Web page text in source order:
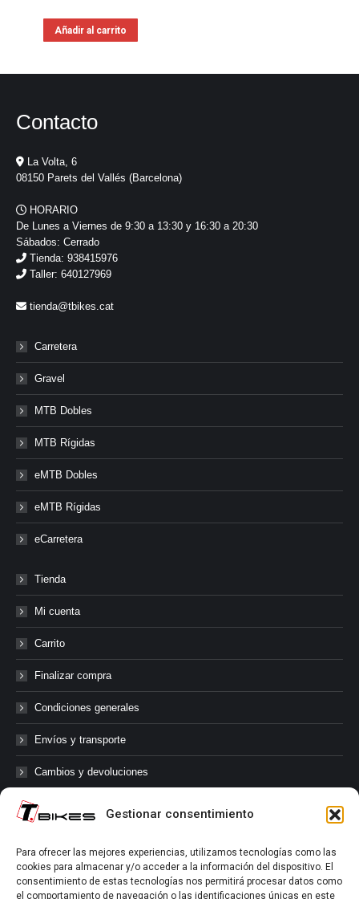
Gestionar consentimiento
Para ofrecer las mejores experiencias, utilizamos tecnologías como las
cookies para almacenar y/o acceder a la información del dispositivo. El
consentimiento de estas tecnologías nos permitirá procesar datos como
el comportamiento de navegación o las identificaciones únicas en este
Añadir al carrito
Contacto
La Volta, 6
08150 Parets del Vallés (Barcelona)
HORARIO
De Lunes a Viernes de 9:30 a 13:30 y 16:30 a 20:30
Sábados: Cerrado
Tienda: 938415976
Taller: 640127969
tienda@tbikes.cat
Carretera
Gravel
MTB Dobles
MTB Rígidas
eMTB Dobles
eMTB Rígidas
eCarretera
Tienda
Mi cuenta
Carrito
Finalizar compra
Condiciones generales
Envíos y transporte
Cambios y devoluciones
@tbikes.cat #tbikes
Síguenos en las redes sociales de Tbikes, mantente informado de
nuestras novedades, productos, salidas en grupo, ofertas, sorteos ...